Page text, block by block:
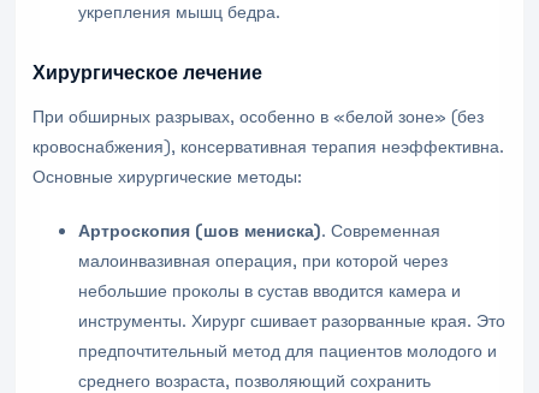
укрепления мышц бедра.
Хирургическое лечение
При обширных разрывах, особенно в «белой зоне» (без
кровоснабжения), консервативная терапия неэффективна.
Основные хирургические методы:
Артроскопия (шов мениска). Современная
малоинвазивная операция, при которой через
небольшие проколы в сустав вводится камера и
инструменты. Хирург сшивает разорванные края. Это
предпочтительный метод для пациентов молодого и
среднего возраста, позволяющий сохранить